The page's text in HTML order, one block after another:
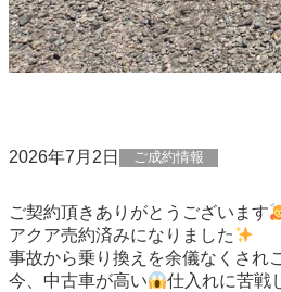
2026年7月2日 ご成約情報
ご契約頂きありがとうございます
アクア売約済みになりました
事故から乗り換えを余儀なくされ
今、中古車が高い
仕入れに苦戦